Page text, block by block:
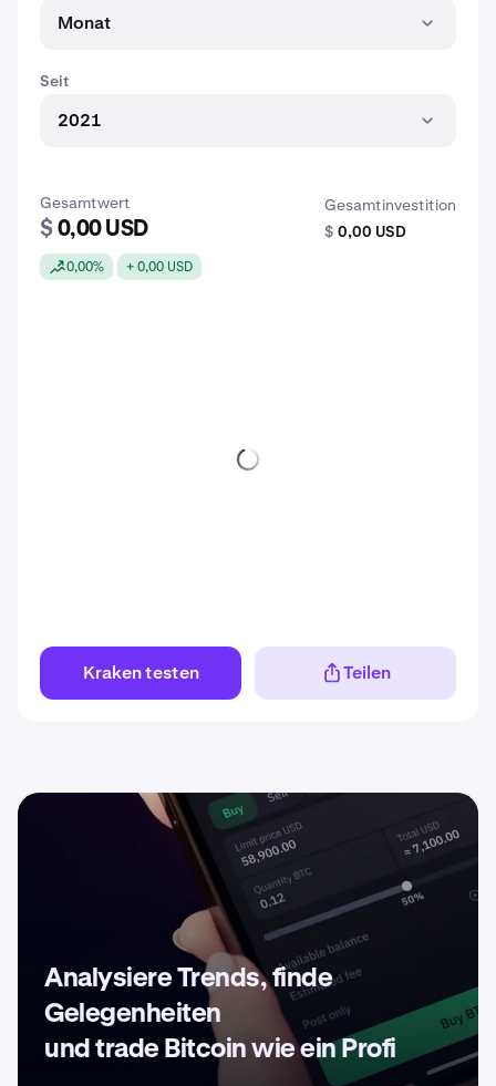
Monat
Seit
2021
Gesamtwert
$ 0,00 USD
0,00% + 0,00 USD
Gesamtinvestition
$ 0,00 USD
Kraken testen Teilen
Analysiere Trends, finde
Gelegenheiten
und trade Bitcoin wie ein Profi